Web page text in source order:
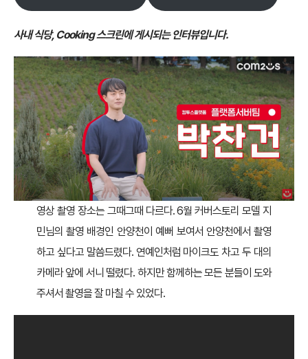
사내 식당, Cooking 스크린에 게시되는 인터뷰입니다.
영상 촬영 장소는 그때그때 다르다. 6월 커버스토리 모델 지
민님의 촬영 배경인 안양천이 예뻐 보여서 안양천에서 촬영
하고 싶다고 말씀드렸다. 연예인처럼 마이크도 차고 두 대의
카메라 앞에 서니 떨렸다. 하지만 함께하는 모든 분들이 도와
주셔서 촬영을 잘 마칠 수 있었다.